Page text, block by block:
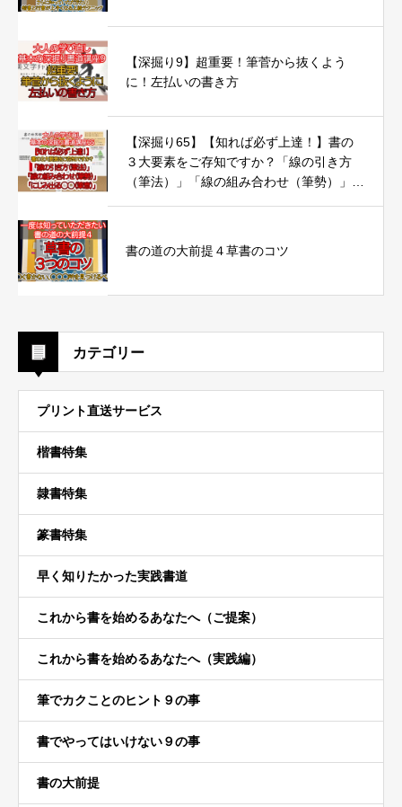
【深掘り9】超重要！筆菅から抜くよう
に！左払いの書き方
【深掘り65】【知れば必ず上達！】書の
３大要素をご存知ですか？「線の引き方
（筆法）」「線の組み合わせ（筆勢）」
書の道の大前提４草書のコツ
カテゴリー
プリント直送サービス
楷書特集
隷書特集
篆書特集
早く知りたかった実践書道
これから書を始めるあなたへ（ご提案）
これから書を始めるあなたへ（実践編）
筆でカクことのヒント９の事
書でやってはいけない９の事
書の大前提